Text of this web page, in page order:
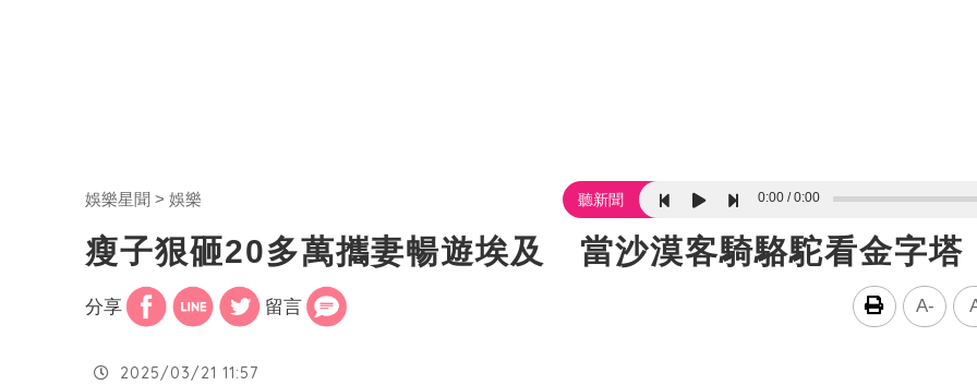
娛樂星聞 娛樂 聽新聞 0:00 0:00
瘦子狠砸20多萬攜妻暢遊埃及 當沙漠客騎駱駝看金字塔
分享 留言 A-
2025/03/21 11:57